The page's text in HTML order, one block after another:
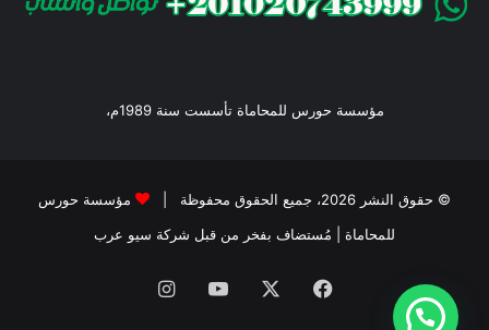
مؤسسة حورس للمحاماة تأسست سنة 1989م،
© حقوق النشر 2026، جميع الحقوق محفوظة |
مؤسسة حورس
للمحاماة
| مُستضاف بفخر من قبل شركة سيو عرب
فيسبوك ‫YouTubeانستقرام